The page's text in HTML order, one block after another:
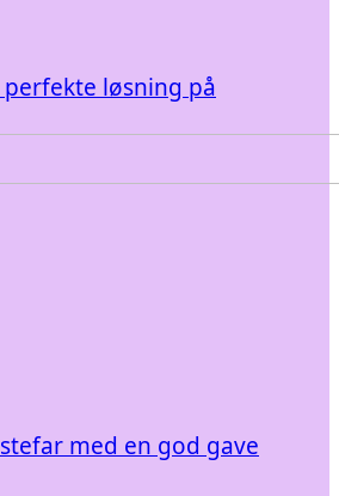
løsning på
med en god gave